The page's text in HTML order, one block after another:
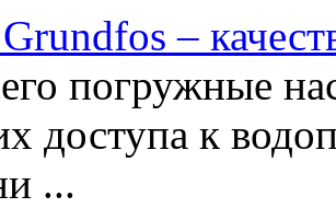
–
погружные
доступа к
...